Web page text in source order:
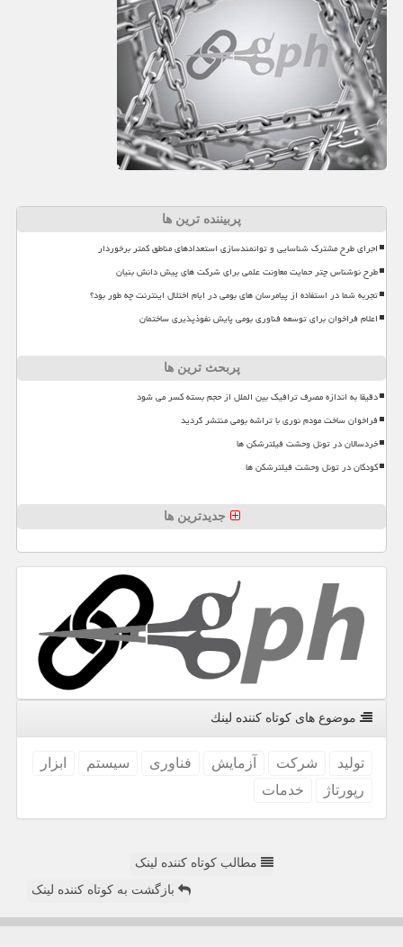
پربیننده ترین ها
اجرای طرح مشترک شناسایی و توانمندسازی استعدادهای مناطق کمتر برخوردار
طرح نوشناس چتر حمایت معاونت علمی برای شرکت های پیش دانش بنیان
تجربه شما در استفاده از پیامرسان های بومی در ایام اختلال اینترنت چه طور بود؟
اعلام فراخوان برای توسعه فناوری بومی پایش نفوذپذیری ساختمان
پربحث ترین ها
دقیقا به اندازه مصرف ترافیک بین الملل از حجم بسته کسر می شود
فراخوان ساخت مودم نوری با تراشه بومی منتشر گردید
خردسالان در تونل وحشت فیلترشکن ها
کودکان در تونل وحشت فیلترشکن ها
جدیدترین ها
موضوع های كوتاه كننده لینك
تولید شركت آزمایش فناوری سیستم
ابزار
رپورتاژ
خدمات
مطالب کوتاه کننده لینک
بازگشت به کوتاه کننده لینک